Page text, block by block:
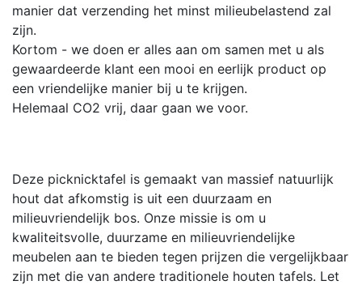
manier dat verzending het minst milieubelastend zal
zijn.
Kortom - we doen er alles aan om samen met u als
gewaardeerde klant een mooi en eerlijk product op
een vriendelijke manier bij u te krijgen.
Helemaal CO2 vrij, daar gaan we voor.
Deze picknicktafel is gemaakt van massief natuurlijk
hout dat afkomstig is uit een duurzaam en
milieuvriendelijk bos. Onze missie is om u
kwaliteitsvolle, duurzame en milieuvriendelijke
meubelen aan te bieden tegen prijzen die vergelijkbaar
zijn met die van andere traditionele houten tafels. Let